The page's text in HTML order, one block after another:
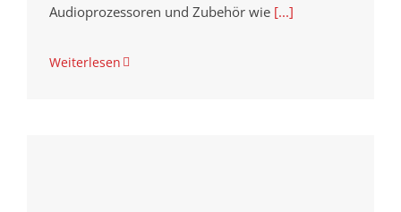
Audioprozessoren und Zubehör wie[...]
Weiterlesen